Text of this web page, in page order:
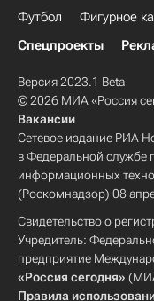
Футбол Фигурное
Спецпроекты
Версия 2023.1 Beta
© 2026 МИА «Россия
Вакансии
Сетевое издание РИА
в Федеральной службе
информационных
(Роскомнадзор) 08
Свидетельство о
Учредитель:
предприятие
«Россия сегодня»
Правила